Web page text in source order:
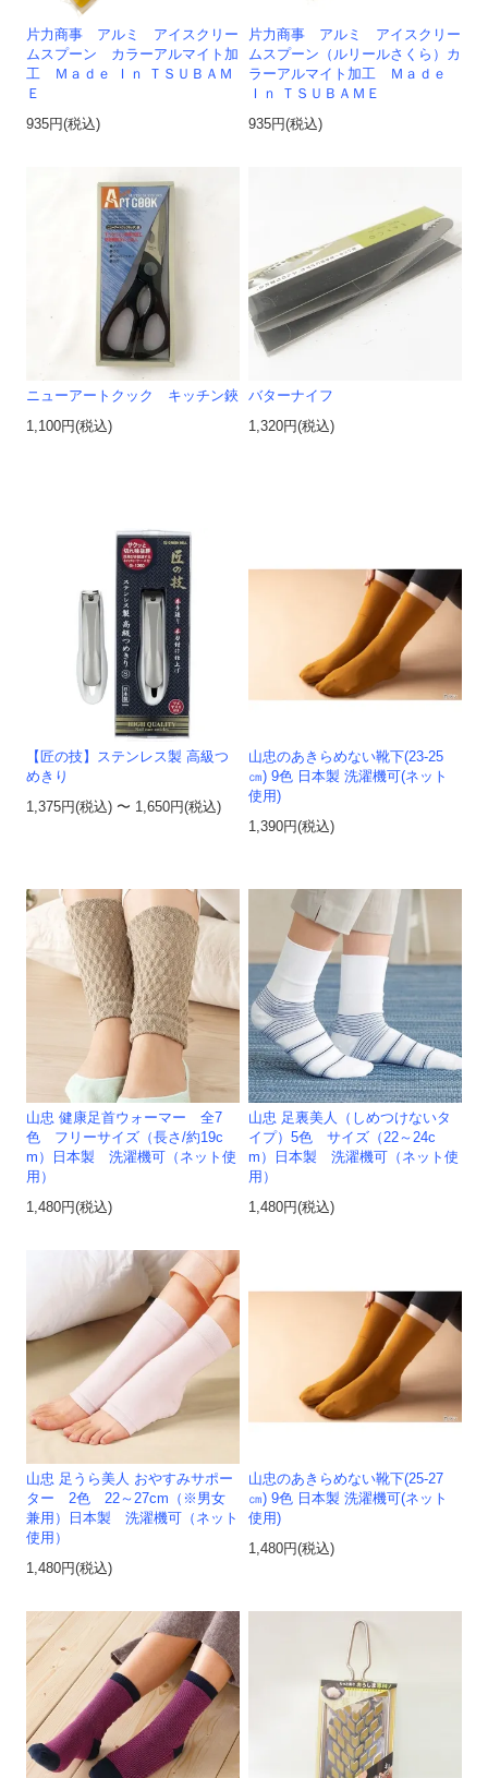
片力商事 アルミ アイスクリー
ムスプーン カラーアルマイト加
工 Ｍａｄｅ Ｉｎ ＴＳＵＢＡＭ
Ｅ
935円(税込)
片力商事 アルミ アイスクリー
ムスプーン（ルリールさくら）カ
ラーアルマイト加工 Ｍａｄｅ
Ｉｎ ＴＳＵＢＡＭＥ
935円(税込)
ニューアートクック キッチン鋏
1,100円(税込)
バターナイフ
1,320円(税込)
【匠の技】ステンレス製 高級つ
めきり
1,375円(税込) 〜 1,650円(税込)
山忠のあきらめない靴下(23-25
㎝) 9色 日本製 洗濯機可(ネット
使用)
1,390円(税込)
山忠 健康足首ウォーマー 全7
色 フリーサイズ（長さ/約19c
m）日本製 洗濯機可（ネット使
用）
1,480円(税込)
山忠 足裏美人（しめつけないタ
イプ）5色 サイズ（22～24c
m）日本製 洗濯機可（ネット使
用）
1,480円(税込)
山忠 足うら美人 おやすみサポー
ター 2色 22～27cm（※男女
兼用）日本製 洗濯機可（ネット
使用）
1,480円(税込)
山忠のあきらめない靴下(25-27
㎝) 9色 日本製 洗濯機可(ネット
使用)
1,480円(税込)